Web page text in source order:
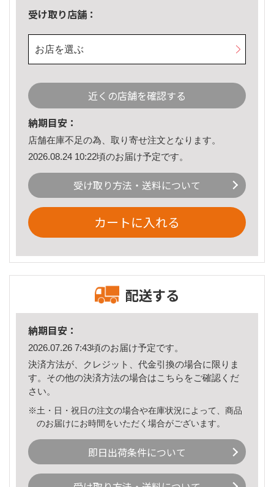
受け取り店舗：
お店を選ぶ
近くの店舗を確認する
納期目安：
店舗在庫不足の為、取り寄せ注文となります。
2026.08.24 10:22頃のお届け予定です。
受け取り方法・送料について
カートに入れる
配送する
納期目安：
2026.07.26 7:43頃のお届け予定です。
決済方法が、クレジット、代金引換の場合に限りま
す。その他の決済方法の場合はこちら をご確認くだ
さい。
※土・日・祝日の注文の場合や在庫状況によって、商品
のお届けにお時間をいただく場合がございます。
即日出荷条件について